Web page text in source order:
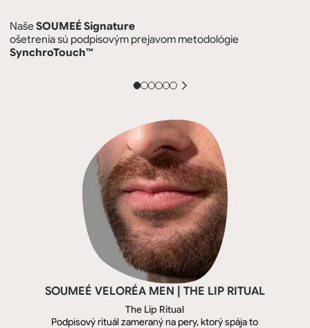
Naše SOUMEÉ Signature
ošetrenia sú podpisovým prejavom metodológie
SynchroTouch™
SOUMEÉ VELORÉA MEN | THE LIP RITUAL
The Lip Ritual
Podpisový rituál zameraný na pery, ktorý spája to